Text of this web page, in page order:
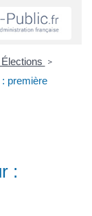
>
première
: